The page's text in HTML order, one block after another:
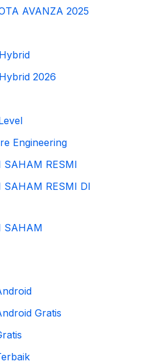
AVANZA 2025
2026
Engineering
SAHAM RESMI
SAHAM RESMI DI
SAHAM
Gratis